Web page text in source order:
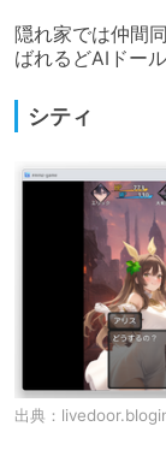
隠れ家では仲間
ばれるどAIドー
シティ
出典：